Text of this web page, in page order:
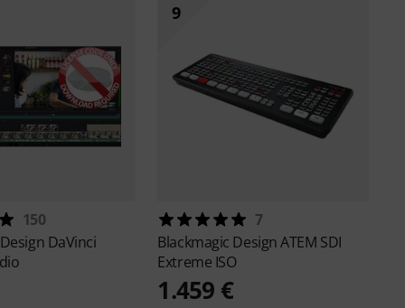
150
DaVinci
9
7
Blackmagic DesignATEM SDI
Extreme ISO
1.459 €